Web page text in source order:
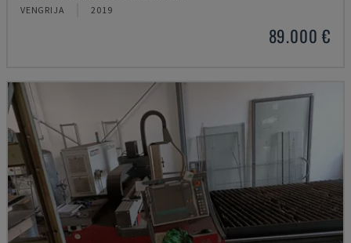
VENGRIJA 2019
89.000 €